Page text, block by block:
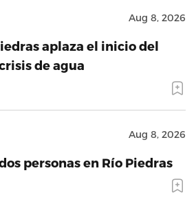
Aug 8, 2026
aplaza el inicio del
de agua
Aug 8, 2026
personas en Río Piedras